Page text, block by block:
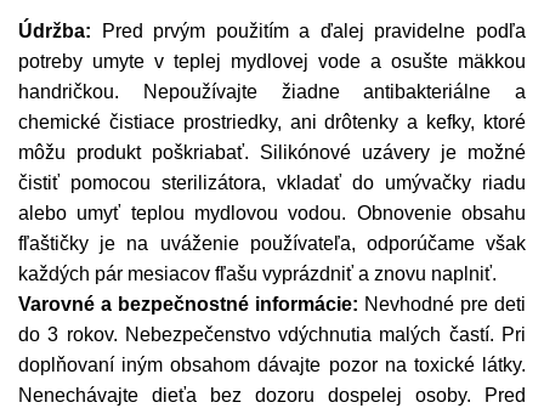
Údržba: Pred prvým použitím a ďalej pravidelne podľa
potreby umyte v teplej mydlovej vode a osušte mäkkou
handričkou. Nepoužívajte žiadne antibakteriálne a
chemické čistiace prostriedky, ani drôtenky a kefky, ktoré
môžu produkt poškriabať. Silikónové uzávery je možné
čistiť pomocou sterilizátora, vkladať do umývačky riadu
alebo umyť teplou mydlovou vodou. Obnovenie obsahu
fľaštičky je na uváženie používateľa, odporúčame však
každých pár mesiacov fľašu vyprázdniť a znovu naplniť.
Varovné a bezpečnostné informácie: Nevhodné pre deti
do 3 rokov. Nebezpečenstvo vdýchnutia malých častí. Pri
doplňovaní iným obsahom dávajte pozor na toxické látky.
Nenechávajte dieťa bez dozoru dospelej osoby. Pred